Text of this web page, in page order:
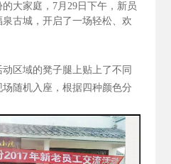
大家庭，7月29日下午，新员
古城，开启了一场轻松、欢
区域的凳子腿上贴上了不同
随机入座，根据四种颜色分